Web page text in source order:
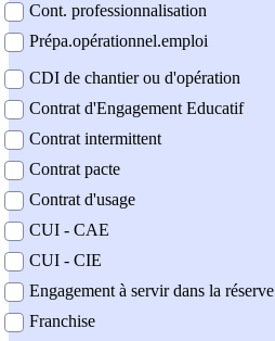
Cont. professionnalisation
Prépa.opérationnel.emploi
CDI de chantier ou d'opération
Contrat d'Engagement Educatif
Contrat intermittent
Contrat pacte
Contrat d'usage
CUI - CAE
CUI - CIE
Engagement à servir dans la réserve
Franchise